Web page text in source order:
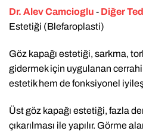
Dr. Alev Camcioglu - Diğer
Estetiği (Blefaroplasti)
Göz kapağı estetiği, sarkma,
gidermek için uygulanan
estetik hem de fonksiyonel
Üst göz kapağı estetiği, fazla
çıkarılması ile yapılır. Görme